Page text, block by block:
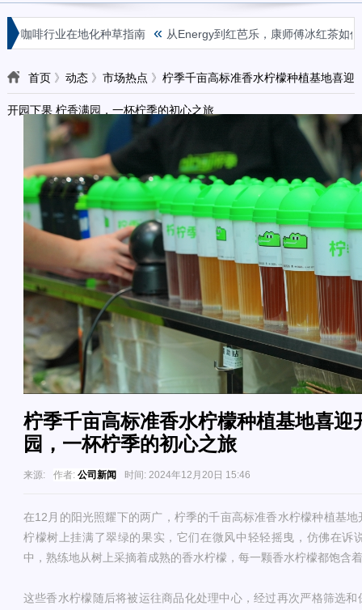
业在地化种草指南 « 从Energy到红芭乐，康师傅冰红茶如何扩张产
首页》 动态》 市场热点 》 柠季千亩高标准香水柠檬种植基地喜迎
开园下果 柠香满园，一杯柠季的初心之旅
柠季千亩高标准香水柠檬种植基地喜迎
园，一杯柠季的初心之旅
来源: 作者: 公司新闻 时间: 2024年12月20日 15:46
在12月的阳光照耀下的两广，柠季的千亩高标准香水柠檬种植基
柠檬树上挂满了翠绿的果实，它们在微风中轻轻摇曳，仿佛在诉
中，熟练地从树上采摘着成熟的香水柠檬，每一颗香水柠檬都饱含
这些香水柠檬随后将被运往商品化处理中心，经过再次严格筛选